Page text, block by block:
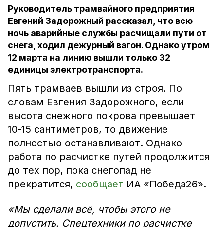
Руководитель трамвайного предприятия
Евгений Задорожный рассказал, что всю
ночь аварийные службы расчищали пути от
снега, ходил дежурный вагон. Однако утром
12 марта на линию вышли только 32
единицы электротранспорта.
Пять трамваев вышли из строя. По
словам Евгения Задорожного, если
высота снежного покрова превышает
10-15 сантиметров, то движение
полностью останавливают. Однако
работа по расчистке путей продолжится
до тех пор, пока снегопад не
прекратится, сообщает ИА «Победа26».
«Мы сделали всё, чтобы этого не
допустить. Спецтехники по расчистке